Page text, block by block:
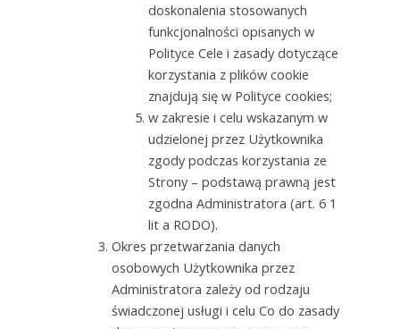
doskonalenia stosowanych
funkcjonalności opisanych w
Polityce Cele i zasady dotyczące
korzystania z plików cookie
znajdują się w Polityce cookies;
w zakresie i celu wskazanym w
udzielonej przez Użytkownika
zgody podczas korzystania ze
Strony – podstawą prawną jest
zgodna Administratora (art. 6 1
lit a RODO).
Okres przetwarzania danych
osobowych Użytkownika przez
Administratora zależy od rodzaju
świadczonej usługi i celu Co do zasady